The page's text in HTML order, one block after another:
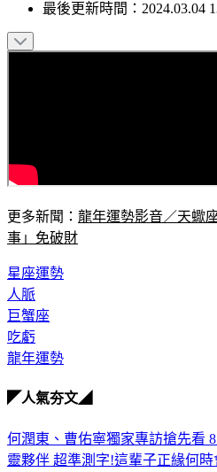
最後更新時間： 2024.03.04
更多新聞： 龍年運勢影音／天蠍
事」免破財
星座運勢
人脈
巨蟹座
吃虧
龍年運勢
◤人氣夯文◢
何潤東、曹佑寧獨家專訪搶先看
靈夥伴 超準測字!這輩子正緣何時